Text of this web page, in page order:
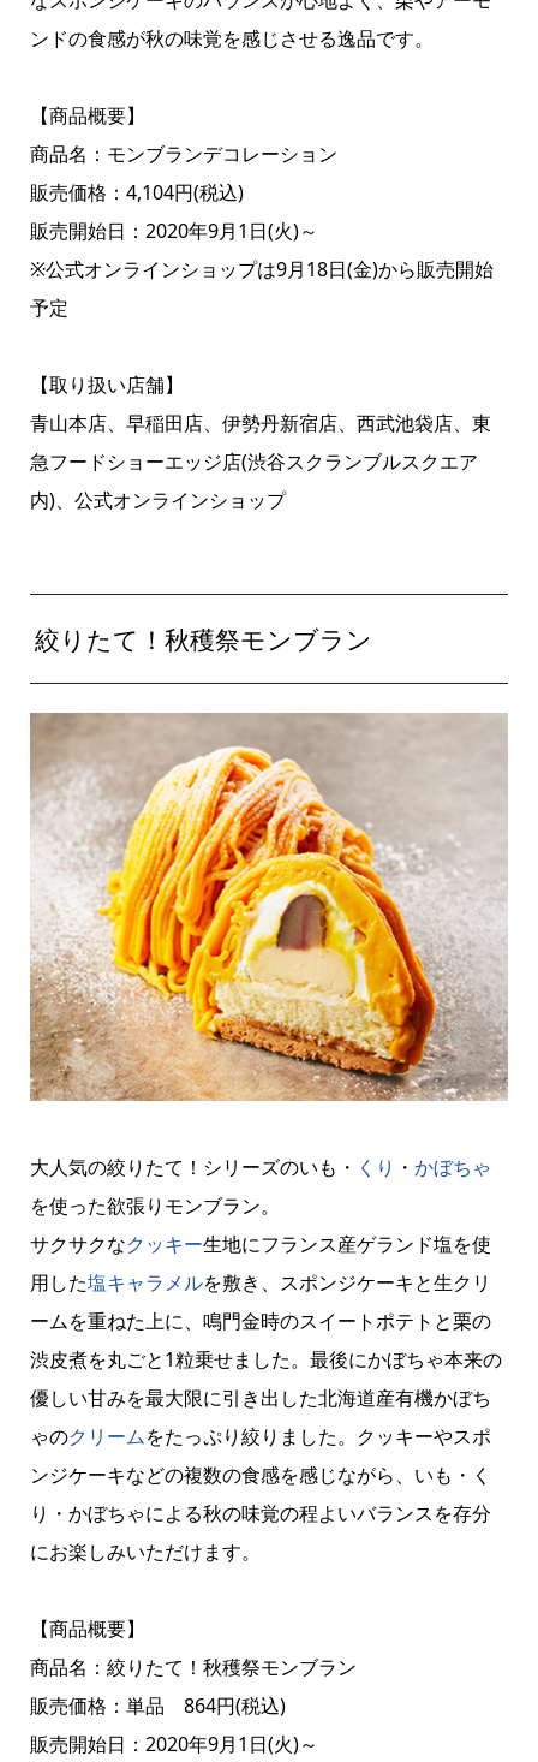
ンドの食感が秋の味覚を感じさせる逸品です。
【商品概要】
商品名：モンブランデコレーション
販売価格：4,104円(税込)
販売開始日：2020年9月1日(火)～
※公式オンラインショップは9月18日(金)から販売開始
予定
【取り扱い店舗】
青山本店、早稲田店、伊勢丹新宿店、西武池袋店、東
急フードショーエッジ店(渋谷スクランブルスクエア
内)、公式オンラインショップ
絞りたて！秋穫祭モンブラン
大人気の絞りたて！シリーズのいも・ くり ・ かぼちゃ
を使った欲張りモンブラン。
サクサクなクッキー生地にフランス産ゲランド塩を使
用した塩キャラメルを敷き、スポンジケーキと生クリ
ームを重ねた上に、鳴門金時のスイートポテトと栗の
渋皮煮を丸ごと1粒乗せました。最後にかぼちゃ本来の
優しい甘みを最大限に引き出した北海道産有機かぼち
ゃのクリームをたっぷり絞りました。クッキーやスポ
ンジケーキなどの複数の食感を感じながら、いも・く
り・かぼちゃによる秋の味覚の程よいバランスを存分
にお楽しみいただけます。
【商品概要】
商品名：絞りたて！秋穫祭モンブラン
販売価格：単品 864円(税込)
販売開始日：2020年9月1日(火)～